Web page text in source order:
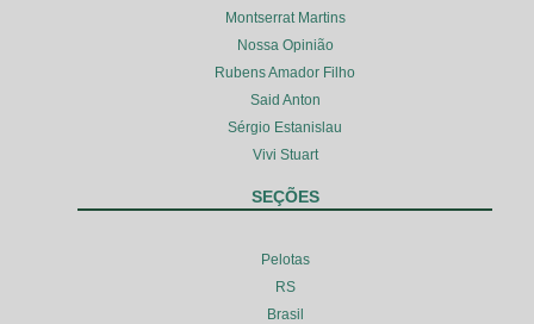
Montserrat Martins
Nossa Opinião
Rubens Amador Filho
Said Anton
Sérgio Estanislau
Vivi Stuart
SEÇÕES
Pelotas
RS
Brasil